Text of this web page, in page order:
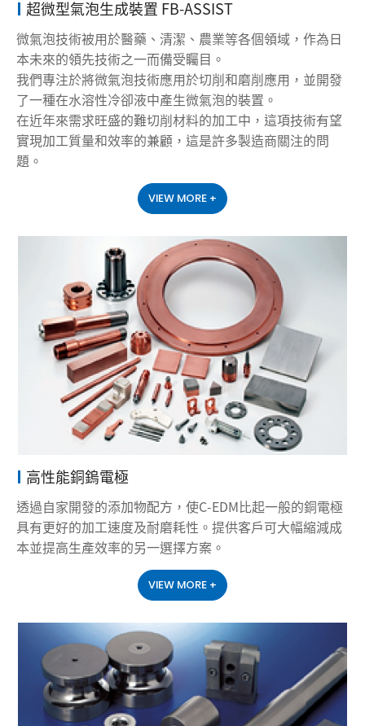
超微型氣泡生成裝置 FB-ASSIST
微氣泡技術被用於醫藥、清潔、農業等各個領域，作為日
本未來的領先技術之一而備受矚目。
我們專注於將微氣泡技術應用於切削和磨削應用，並開發
了一種在水溶性冷卻液中產生微氣泡的裝置。
在近年來需求旺盛的難切削材料的加工中，這項技術有望
實現加工質量和效率的兼顧，這是許多製造商關注的問
題。
VIEW MORE +
高性能銅鎢電極
透過自家開發的添加物配方，使C-EDM比起一般的銅電極
具有更好的加工速度及耐磨耗性。提供客戶可大幅縮減成
本並提高生產效率的另一選擇方案。
VIEW MORE +